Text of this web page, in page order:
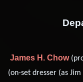
James H. Chow
(on-set dresser (as